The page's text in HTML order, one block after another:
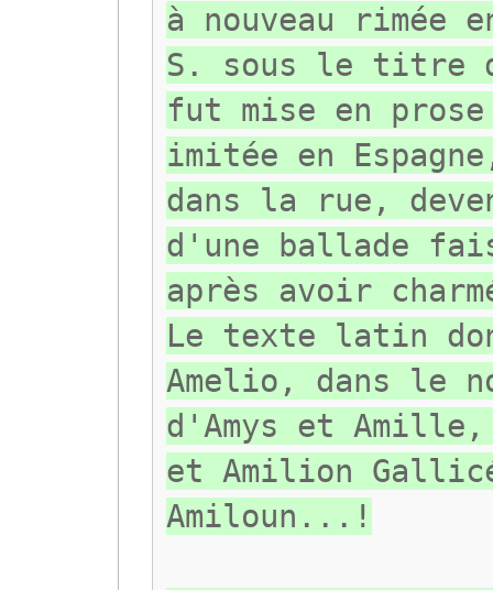
à nouveau rimée
S. sous le titre
fut mise en
imitée en
dans la rue,
d'une ballade
après avoir
Le texte latin
Amelio, dans le
d'Amys et
et Amilion
Amiloun...!